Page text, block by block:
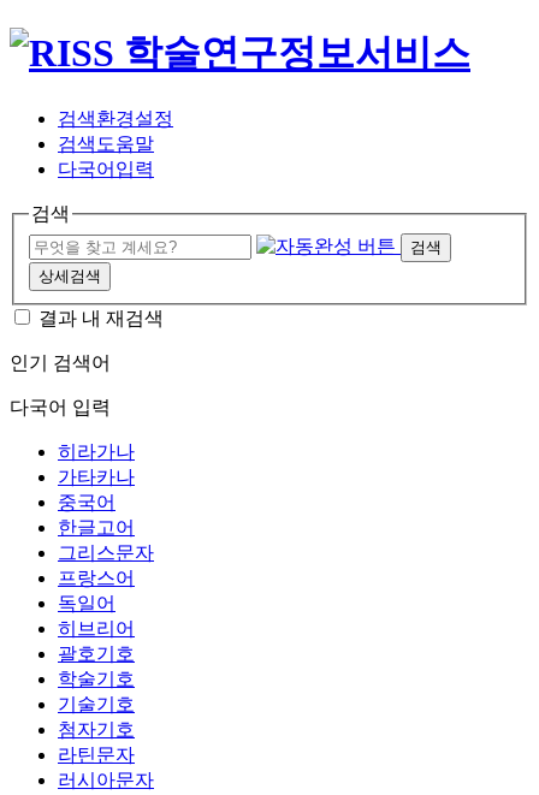
검색환경설정
검색도움말
다국어입력
검색
검색
상세검색
결과 내 재검색
인기 검색어
다국어 입력
히라가나
가타카나
중국어
한글고어
그리스문자
프랑스어
독일어
히브리어
괄호기호
학술기호
기술기호
첨자기호
라틴문자
러시아문자